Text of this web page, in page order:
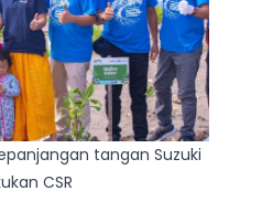
tangan Suzuki
CSR